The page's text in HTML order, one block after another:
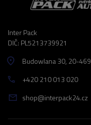
Inter Pack
DIČ: PL5213739921
Budowlana 30, 20-469
+420 210 013 020
shop@interpack24.cz